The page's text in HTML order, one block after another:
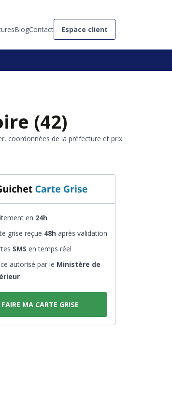
BlogContact Espace client
(42)
coordonnées de la préfecture et prix
en 24h
grise reçue 48haprès validation
SMS en temps réel
autorisé par le Ministère de
FAIRE MA CARTE GRISE